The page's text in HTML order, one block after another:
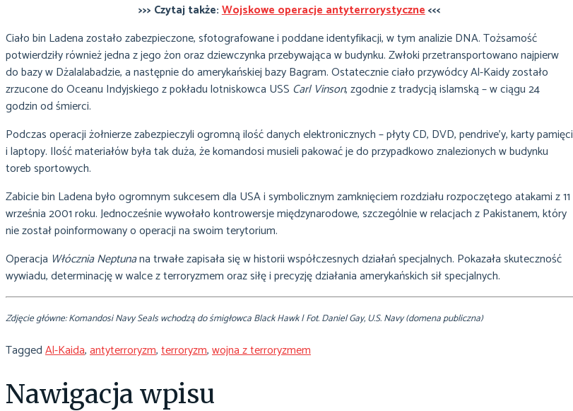
>>> Czytaj także:Wojskowe operacje antyterrorystyczne<<<
Ciało bin Ladena zostało zabezpieczone, sfotografowane i poddane identyfikacji, w tym analizie DNA. Tożsamość
potwierdziły również jedna z jego żon oraz dziewczynka przebywająca w budynku. Zwłoki przetransportowano najpierw
do bazy w Dżalalabadzie, a następnie do amerykańskiej bazy Bagram. Ostatecznie ciało przywódcy Al-Kaidy zostało
zrzucone do Oceanu Indyjskiego z pokładu lotniskowca USS Carl Vinson, zgodnie z tradycją islamską – w ciągu 24
godzin od śmierci.
Podczas operacji żołnierze zabezpieczyli ogromną ilość danych elektronicznych – płyty CD, DVD, pendrive’y, karty pamięci
i laptopy. Ilość materiałów była tak duża, że komandosi musieli pakować je do przypadkowo znalezionych w budynku
toreb sportowych.
Zabicie bin Ladena było ogromnym sukcesem dla USA i symbolicznym zamknięciem rozdziału rozpoczętego atakami z 11
września 2001 roku. Jednocześnie wywołało kontrowersje międzynarodowe, szczególnie w relacjach z Pakistanem, który
nie został poinformowany o operacji na swoim terytorium.
Operacja Włócznia Neptunana trwałe zapisała się w historii współczesnych działań specjalnych. Pokazała skuteczność
wywiadu, determinację w walce z terroryzmem oraz siłę i precyzję działania amerykańskich sił specjalnych.
Zdjęcie główne: Komandosi Navy Seals wchodzą do śmigłowca Black Hawk | Fot. Daniel Gay, U.S. Navy (domena publiczna)
TaggedAl-Kaida,antyterroryzm,terroryzm,wojna z terroryzmem
Nawigacja wpisu